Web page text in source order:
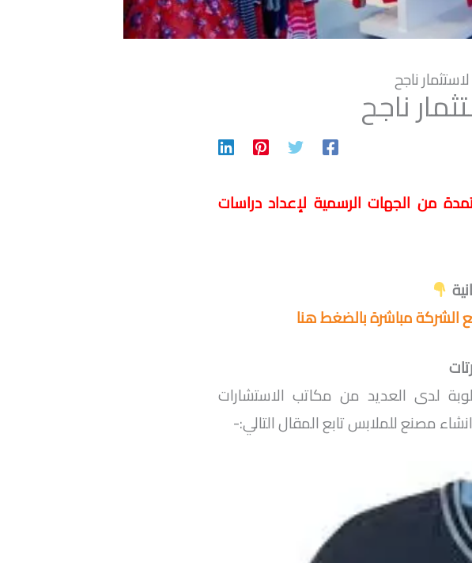
ناجح
ناجح
من الجهات الرسمية لإعداد دراسات
الشركة مباشرة بالضغط هنا
لدى العديد من مكاتب الاستشارات
مصنع للملابس تابع المقال التالي:-